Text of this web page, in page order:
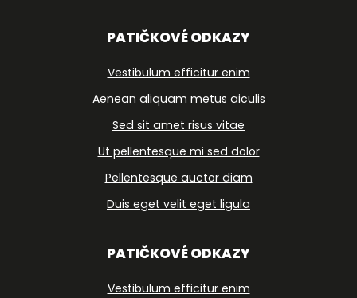
PATIČKOVÉ ODKAZY
Vestibulum efficitur enim
Aenean aliquam metus aiculis
Sed sit amet risus vitae
Ut pellentesque mi sed dolor
Pellentesque auctor diam
Duis eget velit eget ligula
PATIČKOVÉ ODKAZY
Vestibulum efficitur enim